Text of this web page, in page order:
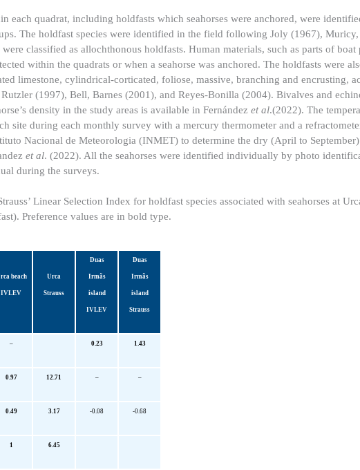
each quadrat, including holdfasts which seahorses were anchored, were
The holdfast species were identified in the field following Joly (1967),
classified as allochthonous holdfasts. Human materials, such as parts of
within the quadrats or when a seahorse was anchored. The holdfasts were
limestone, cylindrical-corticated, foliose, massive, branching and encrusting,
(1997), Bell, Barnes (2001), and Reyes-Bonilla (2004). Bivalves and
density in the study areas is available in Fernández et al.(2022). The
site during each monthly survey with a mercury thermometer and a
Nacional de Meteorologia (INMET) to determine the dry (April to
et al. (2022). All the seahorses were identified individually by photo
during the surveys.
Linear Selection Index for holdfast species associated with seahorses at
Preference values are in bold type.
beach
IVLEV
Urca
Strauss
Duas
Irmãs
island
IVLEV
Duas
Irmãs
island
Strauss
– 0.23 1.43
0.97 12.71 – –
0.49 3.17 -0.08 -0.68
1 6.45